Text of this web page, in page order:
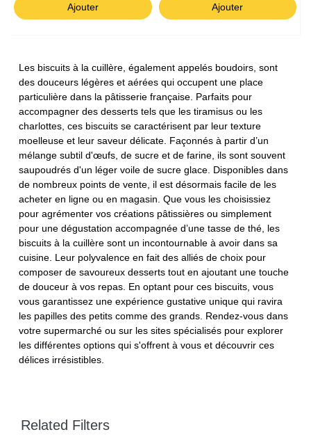
Ajouter Ajouter
Les biscuits à la cuillère, également appelés boudoirs, sont
des douceurs légères et aérées qui occupent une place
particulière dans la pâtisserie française. Parfaits pour
accompagner des desserts tels que les tiramisus ou les
charlottes, ces biscuits se caractérisent par leur texture
moelleuse et leur saveur délicate. Façonnés à partir d’un
mélange subtil d'œufs, de sucre et de farine, ils sont souvent
saupoudrés d'un léger voile de sucre glace. Disponibles dans
de nombreux points de vente, il est désormais facile de les
acheter en ligne ou en magasin. Que vous les choisissiez
pour agrémenter vos créations pâtissières ou simplement
pour une dégustation accompagnée d’une tasse de thé, les
biscuits à la cuillère sont un incontournable à avoir dans sa
cuisine. Leur polyvalence en fait des alliés de choix pour
composer de savoureux desserts tout en ajoutant une touche
de douceur à vos repas. En optant pour ces biscuits, vous
vous garantissez une expérience gustative unique qui ravira
les papilles des petits comme des grands. Rendez-vous dans
votre supermarché ou sur les sites spécialisés pour explorer
les différentes options qui s'offrent à vous et découvrir ces
délices irrésistibles.
Related Filters